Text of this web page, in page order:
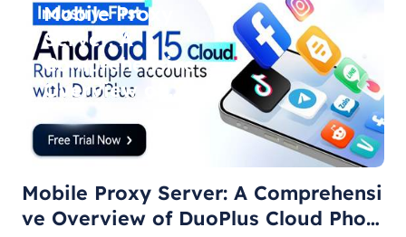
Mobile Proxy
Server: A
Comprehensive
Overview of
DuoPlus Cloud
Phone F
Mobile Proxy Server: A Comprehensi
ve Overview of DuoPlus Cloud Phon